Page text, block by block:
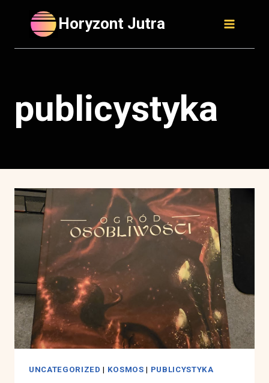
content
Horyzont Jutra
publicystyka
UNCATEGORIZED | KOSMOS | PUBLICYSTYKA